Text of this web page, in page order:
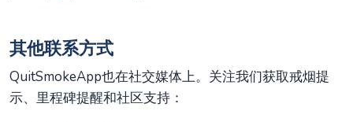
其他联系方式
QuitSmokeApp也在社交媒体上。关注我们获取戒烟提
示、里程碑提醒和社区支持：